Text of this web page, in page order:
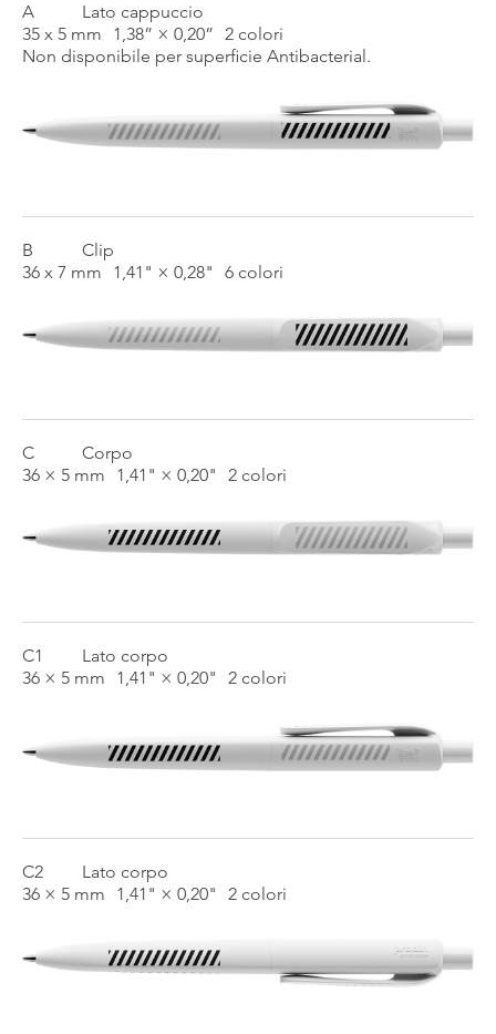
A
Lato cappuccio
35 x 5 mm
1,38” × 0,20” 2 colori
Non disponibile per superficie Antibacterial.
B
Clip
36 x 7 mm
1,41" × 0,28" 6 colori
C
Corpo
36 × 5 mm
1,41" × 0,20" 2 colori
C1
Lato corpo
36 × 5 mm
1,41" × 0,20" 2 colori
C2
Lato corpo
36 × 5 mm
1,41" × 0,20" 2 colori